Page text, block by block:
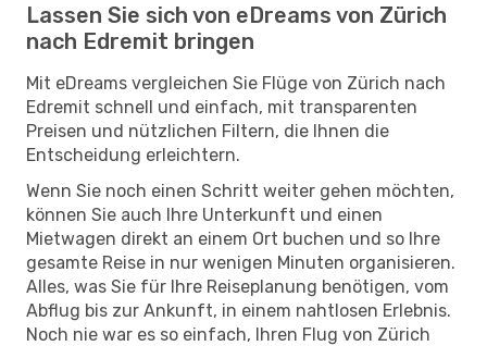
Lassen Sie sich von eDreams von Zürich
nach Edremit bringen
Mit eDreams vergleichen Sie Flüge von Zürich nach
Edremit schnell und einfach, mit transparenten
Preisen und nützlichen Filtern, die Ihnen die
Entscheidung erleichtern.
Wenn Sie noch einen Schritt weiter gehen möchten,
können Sie auch Ihre Unterkunft und einen
Mietwagen direkt an einem Ort buchen und so Ihre
gesamte Reise in nur wenigen Minuten organisieren.
Alles, was Sie für Ihre Reiseplanung benötigen, vom
Abflug bis zur Ankunft, in einem nahtlosen Erlebnis.
Noch nie war es so einfach, Ihren Flug von Zürich